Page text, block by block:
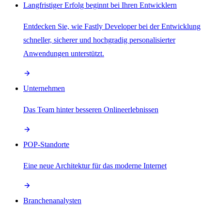
Langfristiger Erfolg beginnt bei Ihren Entwicklern
Entdecken Sie, wie Fastly Developer bei der Entwicklung
schneller, sicherer und hochgradig personalisierter
Anwendungen unterstützt.
Unternehmen
Das Team hinter besseren Onlineerlebnissen
POP-Standorte
Eine neue Architektur für das moderne Internet
Branchenanalysten